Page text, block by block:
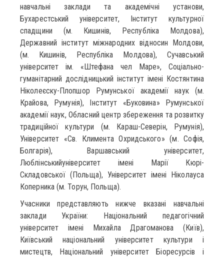
навчальні заклади та академічні установи,
Бухарестський університет, Інститут культурної
спадщини (м. Кишинів, Республіка Молдова),
Державний інститут міжнародних відносин Молдови,
(м. Кишинів, Республіка Молдова), Сучавський
університет ім. «Штефана чел Маре», Соціально-
гуманітарний дослідницький інститут імені Костянтина
Ніколеєску-Плопшор Румунської академії наук (м.
Крайова, Румунія), Інститут «Буковина» Румунської
академії наук, Обласний центр збереження та розвитку
традиційної культури (м. Караш-Северін, Румунія),
Університет «Св. Климента Охридського» (м. Софія,
Болгарія), Варшавський університет,
Люблінськийуніверситет імені Марії Кюрі-
Складовської (Польща), Університет імені Ніколауса
Коперника (м. Торун, Польща).
Учасники представляють нижче вказані навчальні
заклади України: Національний педагогічний
університет імені Михайла Драгоманова (Київ),
Київський національний університет культури і
мистецтв, Національний університет Біоресурсів і